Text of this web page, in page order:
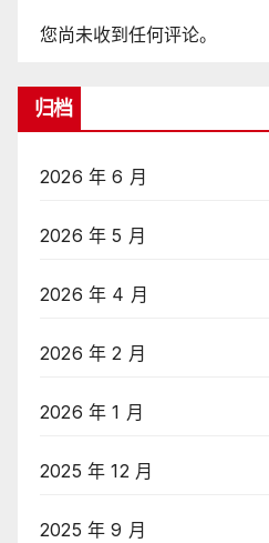
您尚未收到任何评论。
归档
2026 年 6 月
2026 年 5 月
2026 年 4 月
2026 年 2 月
2026 年 1 月
2025 年 12 月
2025 年 9 月